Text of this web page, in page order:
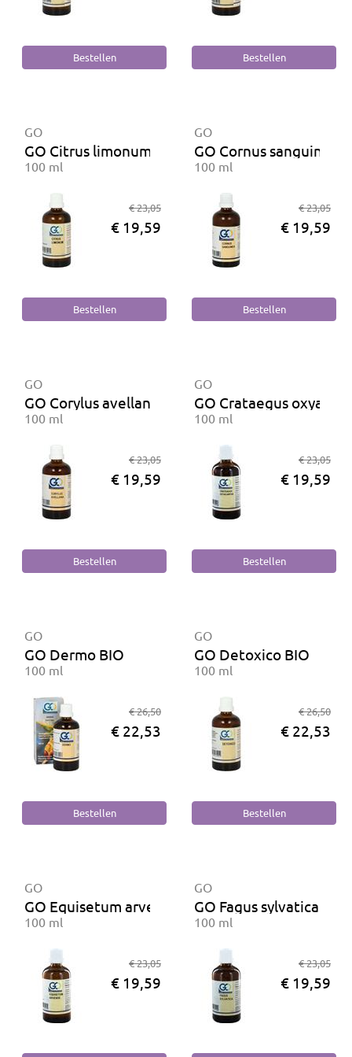
GO
GO Citrus limonum BIO
100 ml
€ 23,05
€ 19,59
GO
GO Cornus sanguinea
100 ml
€ 23,05
€ 19,59
GO
GO Corylus avellana BIO
100 ml
€ 23,05
€ 19,59
GO
GO Crataegus
100 ml
€ 23,05
€ 19,59
GO
GO Dermo BIO
100 ml
€ 26,50
€ 22,53
GO
GO Detoxico BIO
100 ml
€ 26,50
€ 22,53
GO
GO Equisetum arvense BIO
100 ml
€ 23,05
€ 19,59
GO
GO Fagus sylvatica BIO
100 ml
€ 23,05
€ 19,59